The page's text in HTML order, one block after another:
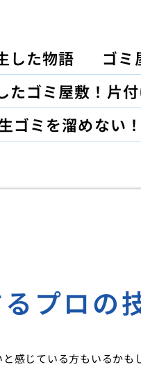
した物語
ゴミ
たゴミ屋敷！片
ゴミを溜めない
プロの
感じている方もいるかも